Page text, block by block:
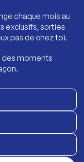
chaque mois au
exclusifs, sorties
pas de chez toi.
des moments